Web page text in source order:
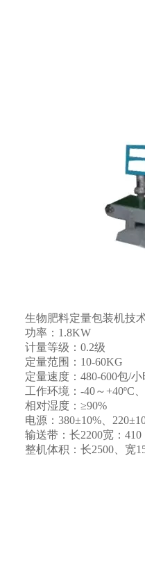
生物肥料定量包装机技
功率：1.8KW
计量等级：0.2级
定量范围：10-60KG
定量速度：480-600包/小
工作环境：-40～+40ºC、
相对湿度：≥90%
电源：380±10%、
输送带：长2200宽：410
整机体积：长2500、宽